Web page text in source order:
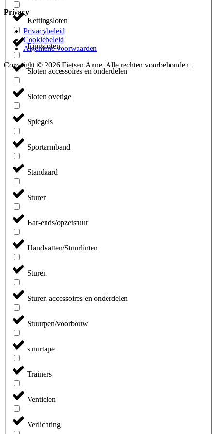
Kettingsloten
Ringsloten
Sloten accessoires en onderdelen
Sloten overige
Spiegels
Sportarmband
Standaard
Sturen
Bar-ends/opzetstuur
Handvatten/Stuurlinten
Sturen
Sturen accessoires en onderdelen
Stuurpen/voorbouw
stuurtape
Trainers
Ventielen
Verlichting
Privacy
Privacybeleid
Cookiebeleid
Algemene voorwaarden
Copyright © 2026 Fietsen Anne. Alle rechten voorbehouden.